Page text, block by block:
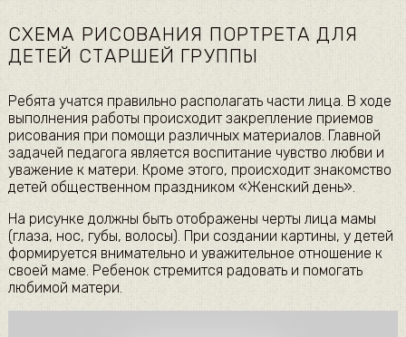
СХЕМА РИСОВАНИЯ ПОРТРЕТА ДЛЯ
ДЕТЕЙ СТАРШЕЙ ГРУППЫ
Ребята учатся правильно располагать части лица. В ходе
выполнения работы происходит закрепление приемов
рисования при помощи различных материалов. Главной
задачей педагога является воспитание чувство любви и
уважение к матери. Кроме этого, происходит знакомство
детей общественном праздником «Женский день».
На рисунке должны быть отображены черты лица мамы
(глаза, нос, губы, волосы). При создании картины, у детей
формируется внимательно и уважительное отношение к
своей маме. Ребенок стремится радовать и помогать
любимой матери.